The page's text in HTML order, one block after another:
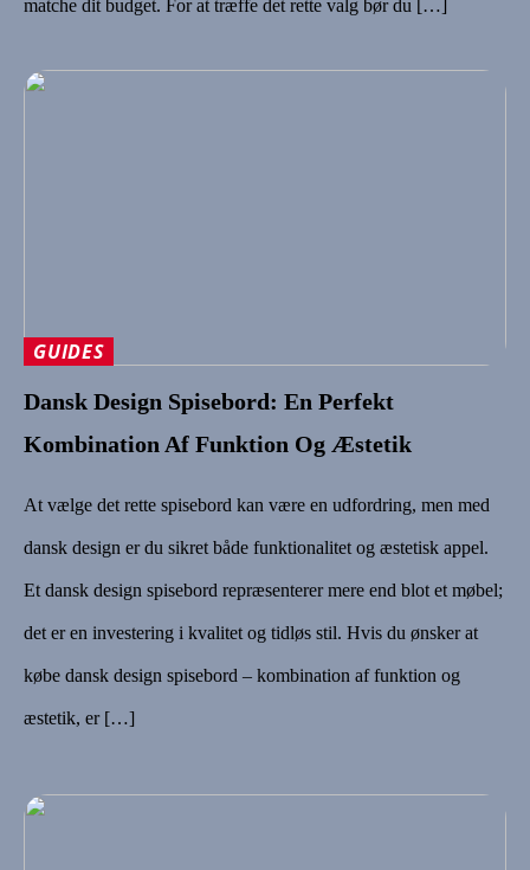
matche dit budget. For at træffe det rette valg bør du […]
GUIDES
Dansk Design Spisebord: En Perfekt
Kombination Af Funktion Og Æstetik
At vælge det rette spisebord kan være en udfordring, men med
dansk design er du sikret både funktionalitet og æstetisk appel.
Et dansk design spisebord repræsenterer mere end blot et møbel;
det er en investering i kvalitet og tidløs stil. Hvis du ønsker at
købe dansk design spisebord – kombination af funktion og
æstetik, er […]